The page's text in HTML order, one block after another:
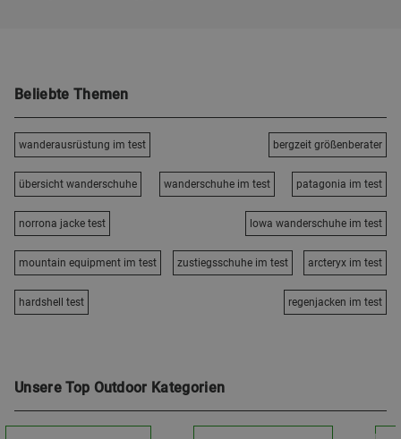
Beliebte Themen
wanderausrüstung im test bergzeit größenberater
übersicht wanderschuhe wanderschuhe im test patagonia im test
norrona jacke test lowa wanderschuhe im test
mountain equipment im test zustiegsschuhe im test arcteryx im test
hardshell test regenjacken im test
Unsere Top Outdoor Kategorien